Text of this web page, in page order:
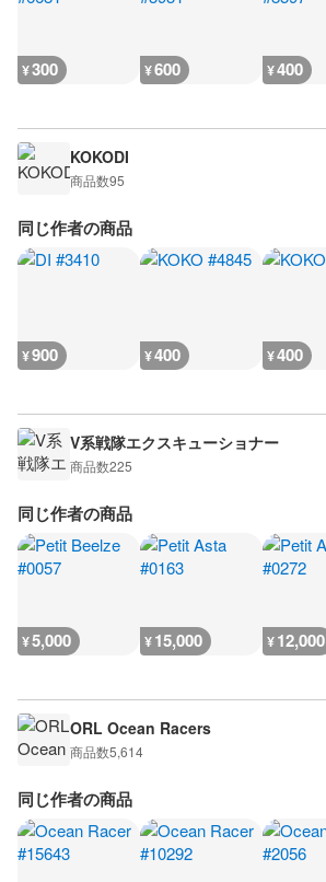
¥300 ¥600 ¥400
KOKODI
商品数95
同じ作者の商品
¥900 ¥400 ¥400
V系戦隊エクスキューショナー
商品数225
同じ作者の商品
¥5,000 ¥15,000 ¥12,000
ORL Ocean Racers
商品数5,614
同じ作者の商品